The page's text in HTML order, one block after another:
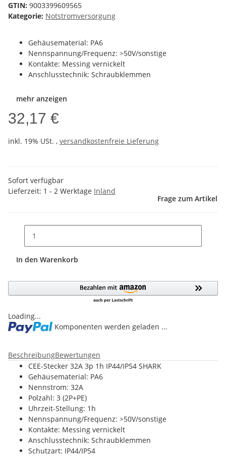
GTIN: 9003399609565
Kategorie: Notstromversorgung
Gehäusematerial: PA6
Nennspannung/Frequenz: >50V/sonstige
Kontakte: Messing vernickelt
Anschlusstechnik: Schraubklemmen
mehr anzeigen
32,17 €
inkl. 19% USt. , versandkostenfreie Lieferung
Sofort verfügbar
Lieferzeit: 1 - 2 Werktage Inland
Frage zum Artikel
In den Warenkorb
Loading...
Komponenten werden geladen ...
BeschreibungBewertungen
CEE-Stecker 32A 3p 1h IP44/IP54 SHARK
Gehäusematerial: PA6
Nennstrom: 32A
Polzahl: 3 (2P+PE)
Uhrzeit-Stellung: 1h
Nennspannung/Frequenz: >50V/sonstige
Kontakte: Messing vernickelt
Anschlusstechnik: Schraubklemmen
Schutzart: IP44/IP54